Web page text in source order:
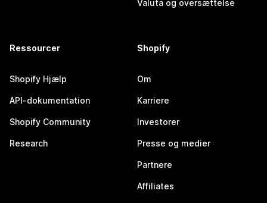
Valuta og oversættelse
Ressourcer
Shopify Hjælp
API-dokumentation
Shopify Community
Research
Shopify
Om
Karriere
Investorer
Presse og medier
Partnere
Affiliates